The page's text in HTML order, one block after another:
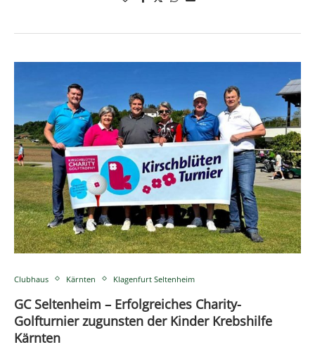
Clubhaus Kärnten Klagenfurt Seltenheim
GC Seltenheim – Erfolgreiches Charity-
Golfturnier zugunsten der Kinder Krebshilfe
Kärnten